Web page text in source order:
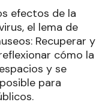
efectos de la
el lema de
Recuperar y
cómo la
y se
para